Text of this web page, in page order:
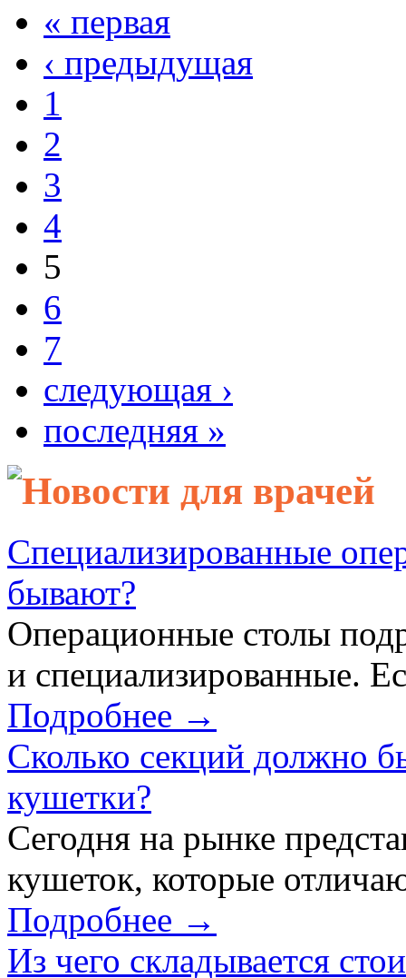
« первая
‹ предыдущая
1
2
3
4
5
6
7
следующая ›
последняя »
Новости для врачей
Специализированные
бывают?
Операционные столы
и специализированные.
Подробнее →
Сколько секций должно
кушетки?
Сегодня на рынке
кушеток, которые
Подробнее →
Из чего складывается